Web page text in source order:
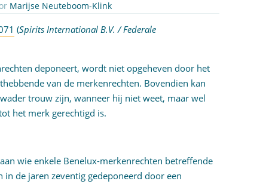
Marijse Neuteboom-Klink
(Spirits International B.V. / Federale
deponeert, wordt niet opgeheven door het
van de merkenrechten. Bovendien kan
trouw zijn, wanneer hij niet weet, maar wel
het merk gerechtigd is.
wie enkele Benelux-merkenrechten betreffende
de jaren zeventig gedeponeerd door een